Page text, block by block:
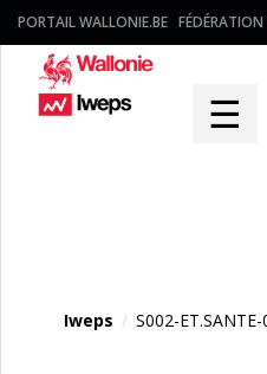
PORTAIL WALLONIE.BE FÉDÉRATION
☰
Iweps / S002-